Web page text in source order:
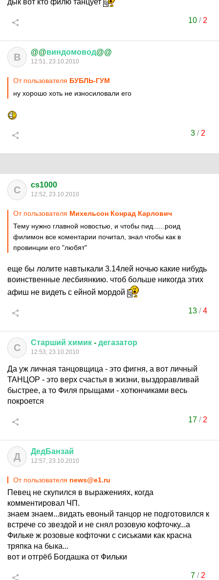
дык вот кто филю танцует
10 / 2
В @@виндомовод@@
12:51, 23.10.2010
От пользователя БУБЛЬ-ГУМ
ну хорошо хоть не износиловали его
3/ 2
C cs1000
12:52, 23.10.2010
От пользователя Михельсон Конрад Карлович
Тему нужно главной новостью, и чтобы пид......роид
филимон все коментарии почитал, знал чтобы как в
провинции его "любят"
еще бы лолите навтыкали 3.14лей ночью какие нибудь
воинственные лесбиянкию. чтоб больше никогда этих
афиш не видеть с ейной мордой
13 /4
С Старший химик - дегазатор
12:53, 23.10.2010
Да уж личная танцовщица - это фигня, а вот личный
ТАНЦОР - это верх счастья в жизни, выздоравливай
быстрее, а то Филя прыщами - хотюнчиками весь
покроется
17 / 2
Д ДедБанзай
12:57, 23.10.2010
От пользователя news@e1.ru
Певец не скупился в выражениях, когда
комментировал ЧП.
знаем знаем...видать евоный танцор не подготовился к
встрече со звездой и не снял розовую кофточку...а
Фильке ж розовые кофточки с сиськами как красна
тряпка на быка...
вот и отгрёб Богдашка от Фильки
7/ 2